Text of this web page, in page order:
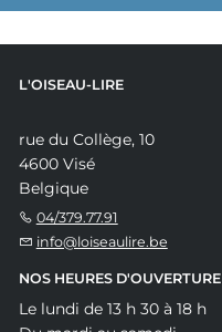
L'OISEAU-LIRE
rue du Collège, 10
4600 Visé
Belgique
04/379.77.91
info@loiseaulire.be
NOS HEURES D'OUVERTURE
Le lundi de 13 h 30 à 18 h